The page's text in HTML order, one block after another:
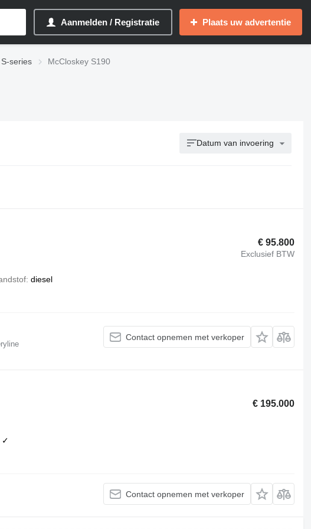
Aanmelden / Registratie Plaats uw advertentie
series McCloskey S190
Datum van invoering
€ 95.800
Exclusief BTW
diesel
Contact opnemen met verkoper
€ 195.000
✓
Contact opnemen met verkoper